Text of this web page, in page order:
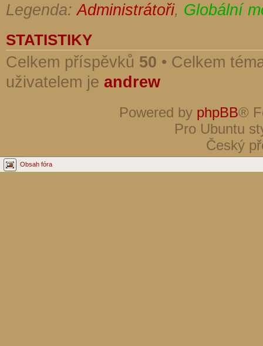
Legenda:Administrátoři, Globální
STATISTIKY
Celkem příspěvků 50 • Celkem
uživatelem je andrew
Powered by phpBB®
Pro Ubuntu
Český
Obsah fóra